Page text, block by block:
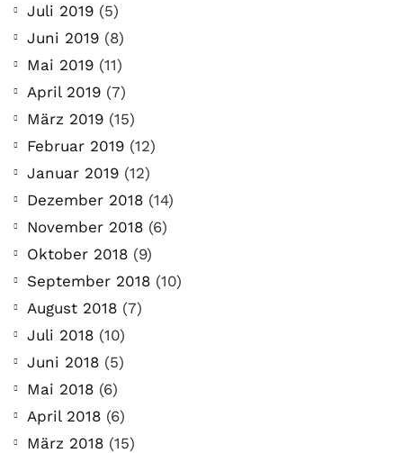
Juli 2019 (5)
Juni 2019 (8)
Mai 2019 (11)
April 2019 (7)
März 2019 (15)
Februar 2019 (12)
Januar 2019 (12)
Dezember 2018 (14)
November 2018 (6)
Oktober 2018 (9)
September 2018 (10)
August 2018 (7)
Juli 2018 (10)
Juni 2018 (5)
Mai 2018 (6)
April 2018 (6)
März 2018 (15)